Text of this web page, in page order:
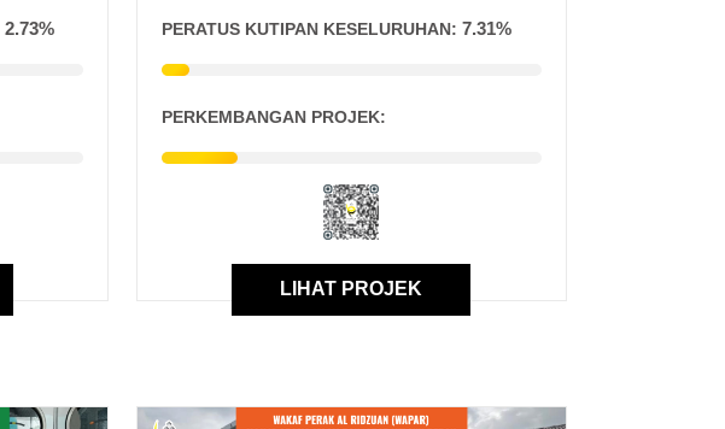
2.73% PERATUS KUTIPAN KESELURUHAN: 7.31%
PERKEMBANGAN PROJEK:
LIHAT PROJEK